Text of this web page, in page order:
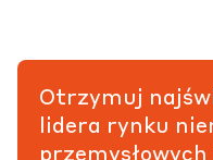
Otrzymuj
lidera rynku